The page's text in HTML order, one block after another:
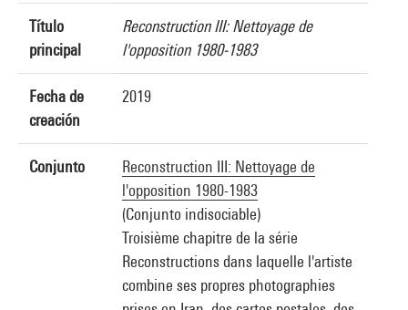
Título
principal
Reconstruction III: Nettoyage de
l'opposition 1980-1983
Fecha de
creación
2019
Conjunto
Reconstruction III: Nettoyage de
l'opposition 1980-1983
(Conjunto indisociable)
Troisième chapitre de la série
Reconstructions dans laquelle l'artiste
combine ses propres photographies